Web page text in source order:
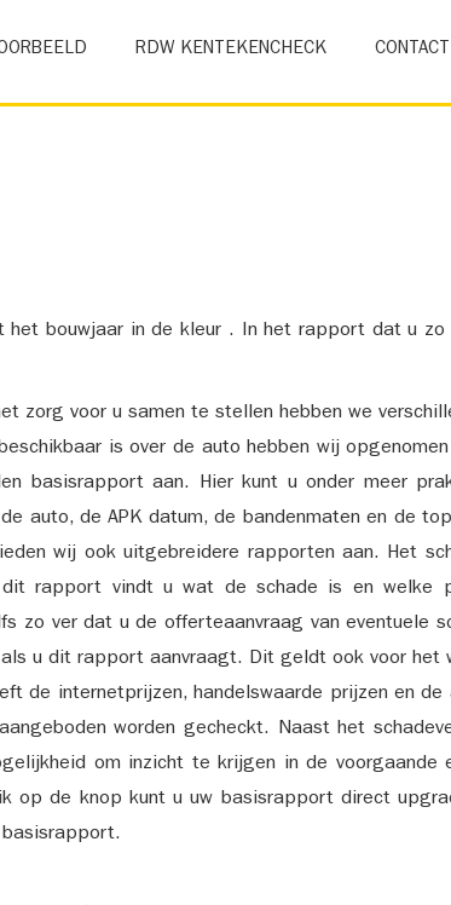
RDW KENTEKENCHECK CONTACT
het bouwjaar in de kleur . In het rapport dat u
zorg voor u samen te stellen hebben we
is over de auto hebben wij
basisrapport aan. Hier kunt u onder meer
auto, de APK datum, de bandenmaten en de
wij ook uitgebreidere rapporten aan. Het
dit rapport vindt u wat de schade is en welke
zo ver dat u de offerteaanvraag van eventuele
u dit rapport aanvraagt. Dit geldt ook voor
de internetprijzen, handelswaarde prijzen en
worden gecheckt. Naast het
om inzicht te krijgen in de voorgaande
op de knop kunt u uw basisrapport direct